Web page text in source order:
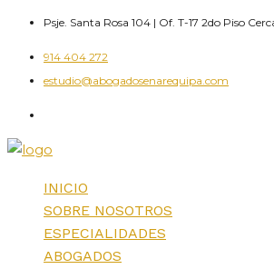
Skip
content
Psje. Santa Rosa 104 | Of. T-17 2do Piso
914 404 272
estudio@abogadosenarequipa.com
INICIO
SOBRE NOSOTROS
ESPECIALIDADES
ABOGADOS